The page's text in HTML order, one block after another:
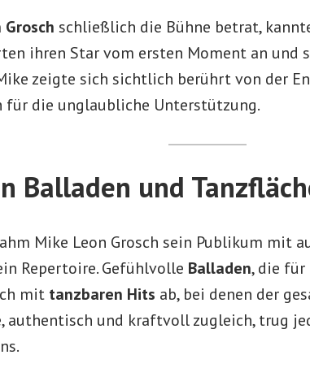
schließlich die Bühne betrat,
ihren Star vom ersten Moment an
zeigte sich sichtlich berührt von der
für die unglaubliche Unterstützung.
Balladen und
Mike Leon Grosch sein Publikum mit
Repertoire. Gefühlvolle Balladen, die für
mit tanzbaren Hits ab, bei denen der
authentisch und kraftvoll zugleich, trug